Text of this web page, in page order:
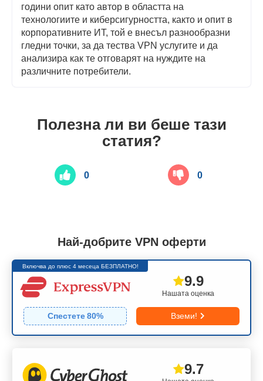
години опит като автор в областта на
технологиите и киберсигурността, както и опит в
корпоративните ИТ, той е внесъл разнообразни
гледни точки, за да тества VPN услугите и да
анализира как те отговарят на нуждите на
различните потребители.
Полезна ли ви беше тази
статия?
0 0
Най-добрите VPN оферти
Включва до плюс 4 месеца БЕЗПЛАТНО!
Нашата оценка
9.9
Спестете 80% Вземи!
9.7